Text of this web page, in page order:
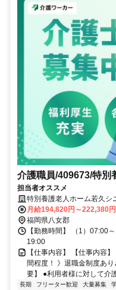
介護職員/409673/特別
担当者オススメ
特別養護老人ホーム若久シ
月給194,820円～222,380円
福岡県八女郡
【勤務時間】 （1）07:00
19:00
【仕事内容】 【仕事内容
間程度！ 》退職金制度あ
要】 ●利用者様に対して介
長期 フリーター歓迎 大量募集